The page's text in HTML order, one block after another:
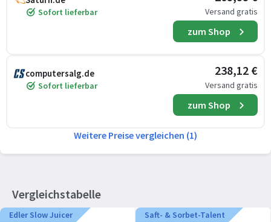
Sofort lieferbar Versand gratis
zum Shop
computersalg.de
Sofort lieferbar
238,12 €
Versand gratis
zum Shop
Weitere Preise vergleichen (1)
Vergleichstabelle
Edler Slow Juicer Saft- & Sorbet-Talent